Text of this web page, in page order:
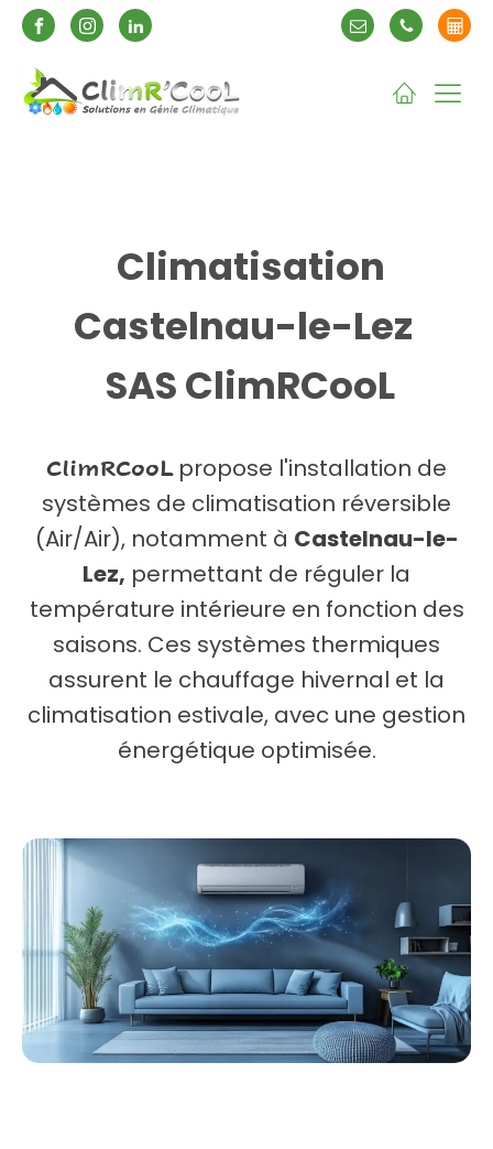
Climatisation
Castelnau-le-Lez
SAS ClimRCooL
ClimRCooLpropose l'installation de
systèmes de climatisation réversible
(Air/Air), notamment à Castelnau-le-
Lez, permettant de réguler la
température intérieure en fonction des
saisons. Ces systèmes thermiques
assurent le chauffage hivernal et la
climatisation estivale, avec une gestion
énergétique optimisée.